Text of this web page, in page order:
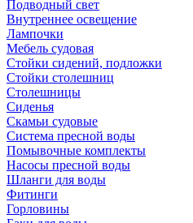
Подводный свет
Внутреннее освещение
Лампочки
Мебель судовая
Стойки сидений, подложки
Стойки столешниц
Столешницы
Сиденья
Скамьи судовые
Система пресной воды
Помывочные комплекты
Насосы пресной воды
Шланги для воды
Фитинги
Горловины